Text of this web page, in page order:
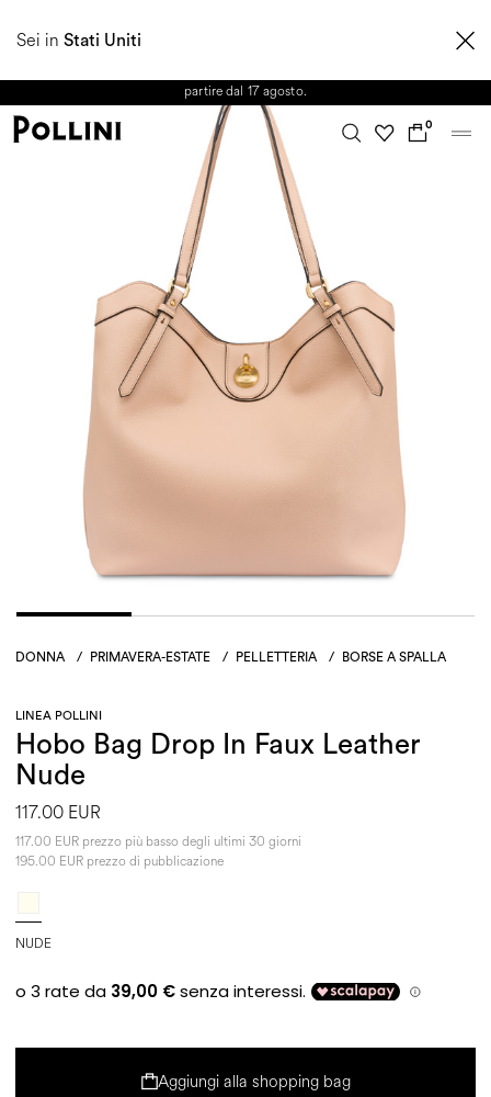
Sei in Stati Uniti
AUTUNNO/INVERNO 2026. Dall'8 al 16 agosto il Servizio Clienti non sarà
partire dal 17 agosto.
0
DONNA / PRIMAVERA-ESTATE / PELLETTERIA / BORSE A SPALLA
LINEA POLLINI
Hobo Bag Drop In Faux Leather
Nude
117.00 EUR
117.00 EUR prezzo più basso degli ultimi 30 giorni
195.00 EUR prezzo di pubblicazione
NUDE
Aggiungi alla shopping bag